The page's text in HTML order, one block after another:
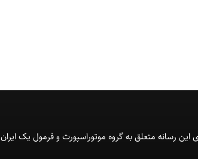
رسانه متعلق به گروه موتوراسپورت و فرمول یک ایران